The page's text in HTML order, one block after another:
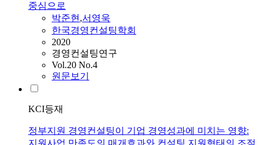
중심으로
박준현,서영욱
한국경영컨설팅학회
2020
경영컨설팅연구
Vol.20 No.4
원문보기
KCI등재
정부지원 경영컨설팅이 기업 경영성과에 미치는 영향: